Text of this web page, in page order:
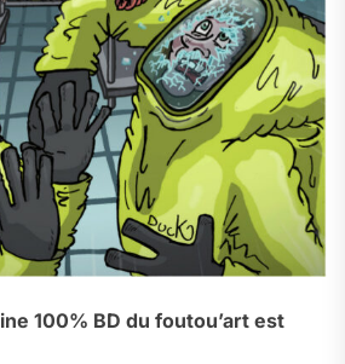
100% BD du foutou’art est